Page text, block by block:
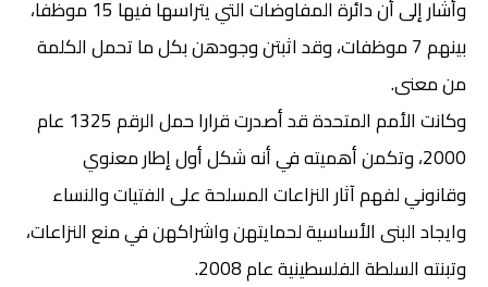
وأشار إلى أن دائرة المفاوضات التي يتراسها فيها 15 موظفا،
بينهم 7 موظفات، وقد اثبتن وجودهن بكل ما تحمل الكلمة
من معنى.
وكانت الأمم المتحدة قد أصدرت قرارا حمل الرقم 1325 عام
2000، وتكمن أهميته في أنه شكل أول إطار معنوي
وقانوني لفهم آثار النزاعات المسلحة على الفتيات والنساء
وايجاد البنى الأساسية لحمايتهن واشراكهن في منع النزاعات،
وتبنته السلطة الفلسطينية عام 2008.